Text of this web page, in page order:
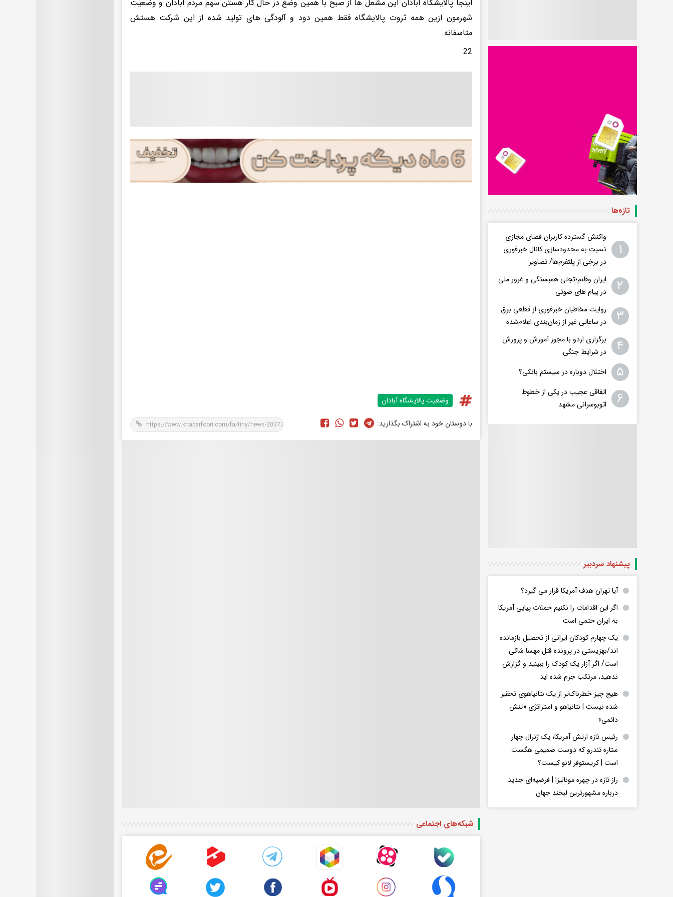
اینجا پالایشگاه آبادان این مشعل ها از صبح با همین وضع در حال کار هستن سهم مردم آبادان و وضعیت
شهرمون ازین همه ثروت پالایشگاه فقط همین دود و آلودگی های تولید شده از این شرکت هستش
متاسفانه.
22
وضعیت پالایشگاه آبادان
با دوستان خود به اشتراک بگذارید:
شبکه‌های اجتماعی
تازه‌ها
۱
واکنش گسترده کاربران فضای مجازی
نسبت به محدودسازی کانال خبرفوری
در برخی از پلتفرم‌ها/ تصاویر
۲
ایران وطنم؛تجلی همبستگی و غرور ملی
در پیام های صوتی
۳
روایت مخاطبان خبرفوری از قطعی برق
در ساعاتی غیر از زمان‌بندی اعلام‌شده
۴
برگزاری اردو با مجوز آموزش و پرورش
در شرایط جنگی
۵ اختلال دوباره در سیستم بانکی؟
۶
اتفاقی عجیب در یکی از خطوط
اتوبوسرانی مشهد
پیشنهاد سردبیر
آیا تهران هدف آمریکا قرار می گیرد؟
اگر این اقدامات را نکنیم حملات پیاپی آمریکا
به ایران حتمی است
یک چهارم کودکان ایرانی از تحصیل بازمانده
اند/بهزیستی در پرونده قتل مهسا شاکی
است/ اگر آزار یک کودک را ببینید و گزارش
ندهید، مرتکب جرم شده اید
هیچ چیز خطرناک‌تر از یک نتانیاهوی تحقیر
شده نیست | نتانیاهو و استراتژی «تنش
دائمی»
رئیس تازه ارتش آمریکا؛ یک ژنرال چهار
ستاره تندرو که دوست صمیمی هگست
است | کریستوفر لانو کیست؟
راز تازه در چهره مونالیزا | فرضیه‌ای جدید
درباره مشهورترین لبخند جهان